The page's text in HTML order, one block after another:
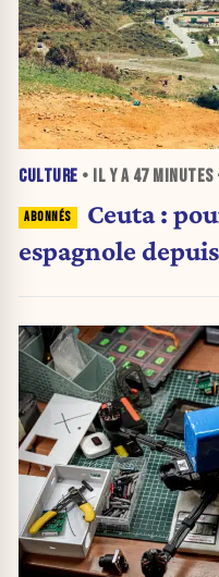
CULTURE • IL Y A 47 MINUTES
Ceuta :
espagnole